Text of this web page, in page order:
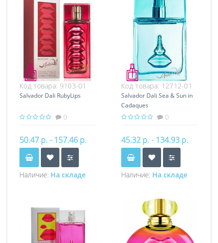
Код товара: 9103-01
Salvador Dali RubyLips
0
50.47 р. - 157.46 р.
Наличие: На складе
Код товара: 12712-01
Salvador Dali Sea & Sun in
Cadaques
0
45.32 р. - 134.93 р.
Наличие: На складе